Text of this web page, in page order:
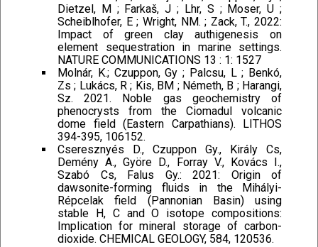
Dietzel, M ; Farkaš, J ; Lӧhr, S ; Moser, U ;
Scheiblhofer, E ; Wright, NM. ; Zack, T., 2022:
Impact of green clay authigenesis on
element sequestration in marine settings.
NATURE COMMUNICATIONS 13 : 1: 1527
Molnár, K.; Czuppon, Gy ; Palcsu, L ; Benkó,
Zs ; Lukács, R ; Kis, BM ; Németh, B ; Harangi,
Sz. 2021. Noble gas geochemistry of
phenocrysts from the Ciomadul volcanic
dome field (Eastern Carpathians). LITHOS
394-395, 106152.
Cseresznyés D., Czuppon Gy., Király Cs,
Demény A., Györe D., Forray V., Kovács I.,
Szabó Cs, Falus Gy.: 2021: Origin of
dawsonite-forming fluids in the Mihályi-
Répcelak field (Pannonian Basin) using
stable H, C and O isotope compositions:
Implication for mineral storage of carbon-
dioxide. CHEMICAL GEOLOGY, 584, 120536.